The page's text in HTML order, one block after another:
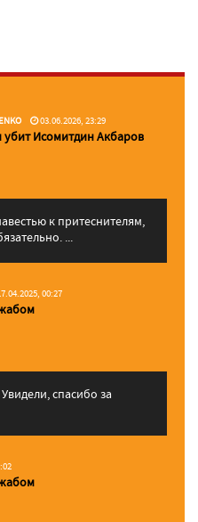
03.06.2026, 23:29
убит Исомитдин Акбаров
к притеснителям,
...
00:27
спасибо за